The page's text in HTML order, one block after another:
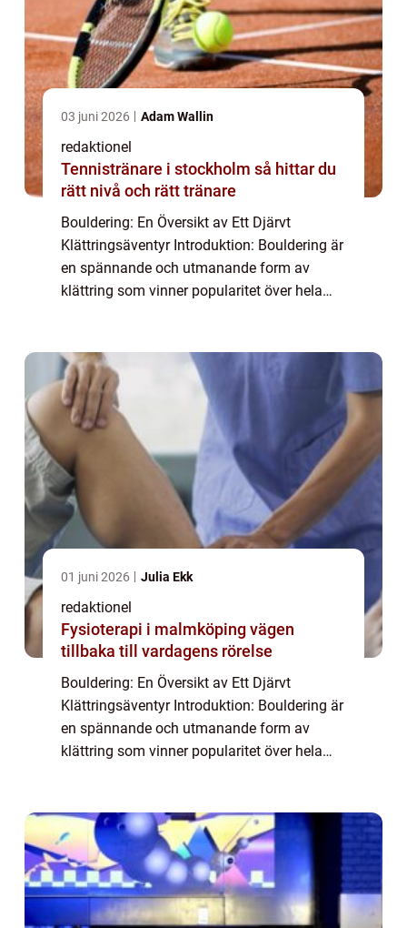
03 juni 2026 Adam Wallin
redaktionel
Tennistränare i stockholm så hittar du
rätt nivå och rätt tränare
Bouldering: En Översikt av Ett Djärvt
Klättringsäventyr Introduktion: Bouldering är
en spännande och utmanande form av
klättring som vinner popularitet över hela
01 juni 2026 Julia Ekk
redaktionel
Fysioterapi i malmköping vägen
tillbaka till vardagens rörelse
Bouldering: En Översikt av Ett Djärvt
Klättringsäventyr Introduktion: Bouldering är
en spännande och utmanande form av
klättring som vinner popularitet över hela